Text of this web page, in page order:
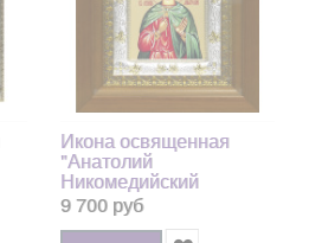
Икона освященная
"Анатолий
Никомедийский
мученик", киоте 20x24
см
9 700 руб